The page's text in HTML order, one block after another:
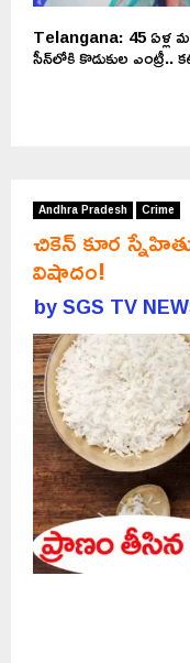
Telangana: 45 ఏళ్ల
సీన్‌లోకి కొడుకుల ఎంట్రీ..
Andhra Pradesh Crime
చికెన్ కూర
విషాదం!
bySGS TV